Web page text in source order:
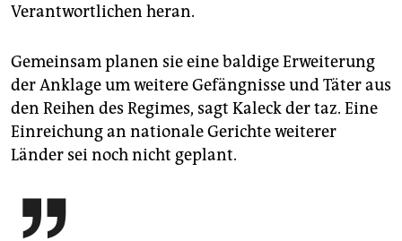
Verantwortlichen heran.
Gemeinsam planen sie eine baldige Erweiterung
der Anklage um weitere Gefängnisse und Täter aus
den Reihen des Regimes, sagt Kaleck der taz. Eine
Einreichung an nationale Gerichte weiterer
Länder sei noch nicht geplant.
